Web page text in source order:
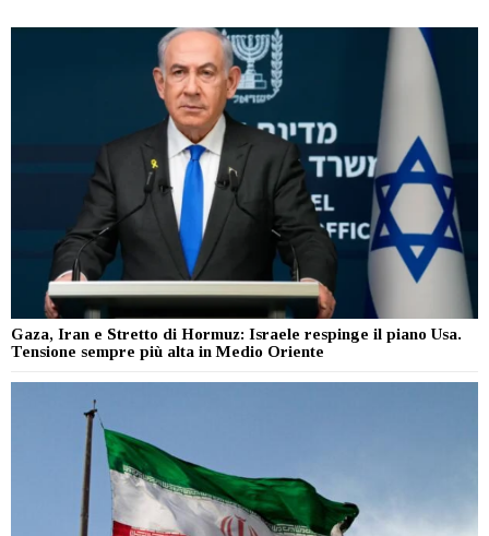
Gaza, Iran e Stretto di Hormuz: Israele respinge il piano Usa.
Tensione sempre più alta in Medio Oriente